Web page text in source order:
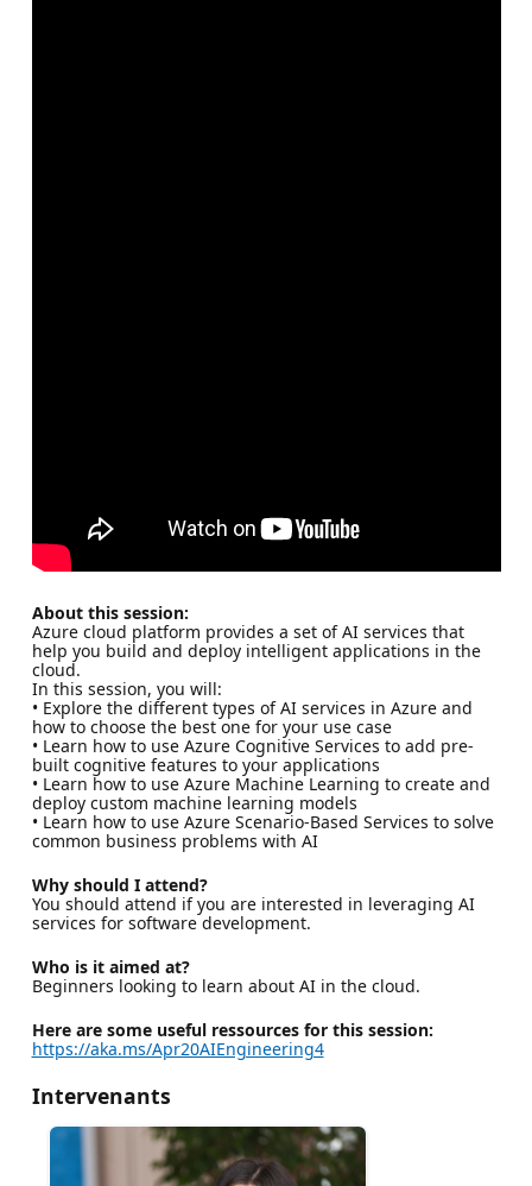
About this session:
Azure cloud platform provides a set of AI services that
help you build and deploy intelligent applications in the
cloud.
In this session, you will:
• Explore the different types of AI services in Azure and
how to choose the best one for your use case
• Learn how to use Azure Cognitive Services to add pre-
built cognitive features to your applications
• Learn how to use Azure Machine Learning to create and
deploy custom machine learning models
• Learn how to use Azure Scenario-Based Services to solve
common business problems with AI
Why should I attend?
You should attend if you are interested in leveraging AI
services for software development.
Who is it aimed at?
Beginners looking to learn about AI in the cloud.
Here are some useful ressources for this session:
https://aka.ms/Apr20AIEngineering4
Intervenants